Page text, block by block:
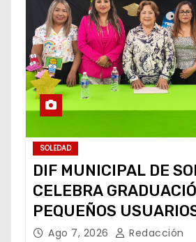
SOLEDAD
DIF MUNICIPAL DE
CELEBRA
PEQUEÑOS
ESTANCIAS
Ago 7, 2026 Redacción